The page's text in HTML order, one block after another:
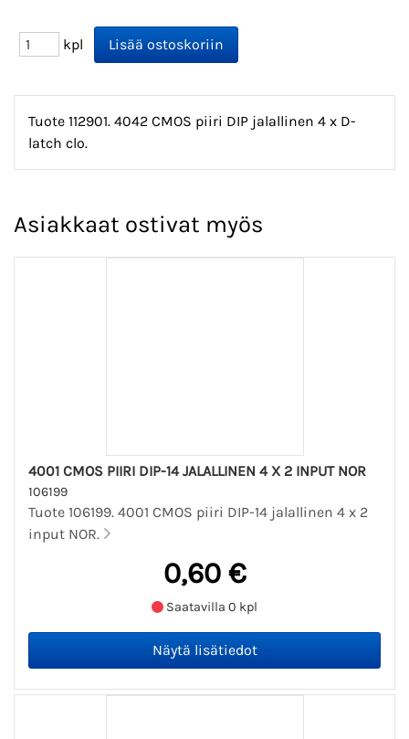
kpl
Tuote 112901. 4042 CMOS piiri DIP jalallinen 4 x D-
latch clo.
Asiakkaat ostivat myös
4001 CMOS PIIRI DIP-14 JALALLINEN 4 X 2 INPUT NOR
106199
Tuote 106199. 4001 CMOS piiri DIP-14 jalallinen 4 x 2
input NOR.
0,60 €
Saatavilla 0 kpl